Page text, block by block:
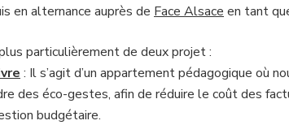
en alternance auprès de Face Alsace en tant
plus particulièrement de deux projet :
: Il s’agit d’un appartement pédagogique où
des éco-gestes, afin de réduire le coût des
budgétaire.